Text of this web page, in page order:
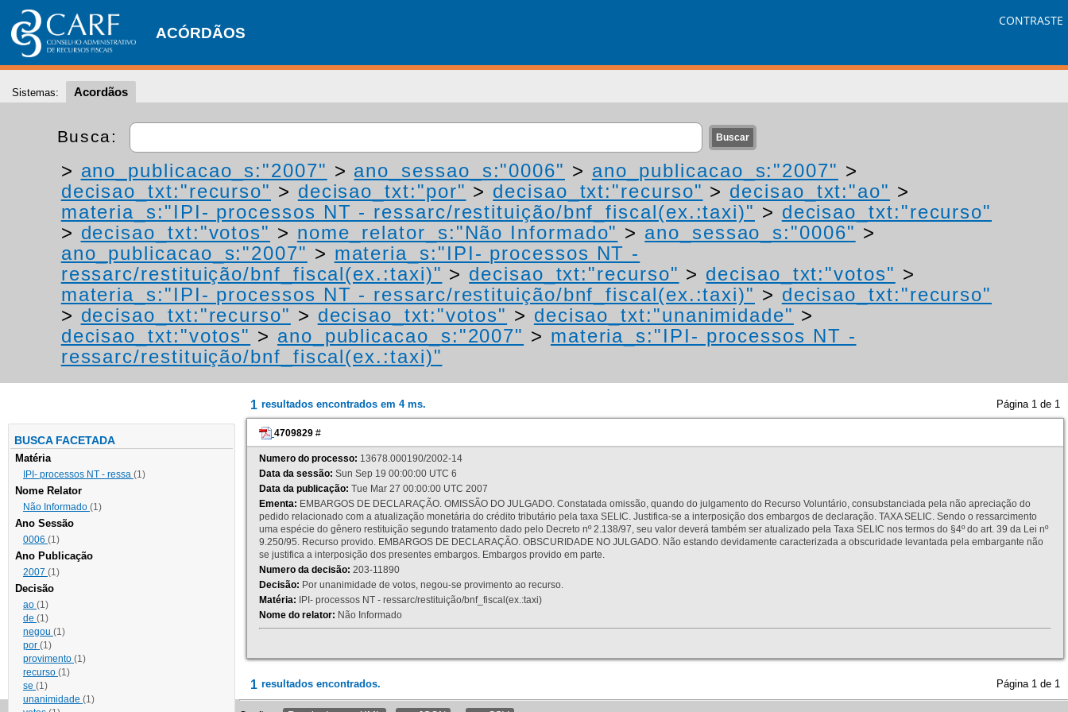
ACÓRDÃOS
CONTRASTE
Sistemas: Acordãos
Busca:
> ano_publicacao_s:"2007" > ano_sessao_s:"0006" > ano_publicacao_s:"2007" >
decisao_txt:"recurso" > decisao_txt:"por" > decisao_txt:"recurso" > decisao_txt:"ao" >
materia_s:"IPI- processos NT - ressarc/restituição/bnf_fiscal(ex.:taxi)" > decisao_txt:"recurso"
> decisao_txt:"votos" > nome_relator_s:"Não Informado" > ano_sessao_s:"0006" >
ano_publicacao_s:"2007" > materia_s:"IPI- processos NT -
ressarc/restituição/bnf_fiscal(ex.:taxi)" > decisao_txt:"recurso" > decisao_txt:"votos" >
materia_s:"IPI- processos NT - ressarc/restituição/bnf_fiscal(ex.:taxi)" > decisao_txt:"recurso"
> decisao_txt:"recurso" > decisao_txt:"votos" > decisao_txt:"unanimidade" >
decisao_txt:"votos" > ano_publicacao_s:"2007" > materia_s:"IPI- processos NT -
ressarc/restituição/bnf_fiscal(ex.:taxi)"
BUSCA FACETADA
Matéria
IPI- processos NT - ressa (1)
Nome Relator
Não Informado (1)
Ano Sessão
0006 (1)
Ano Publicação
2007 (1)
Decisão
ao (1)
de (1)
negou (1)
por (1)
provimento (1)
recurso (1)
se (1)
unanimidade (1)
1 resultados encontrados em 4 ms. Página 1 de 1
4709829 #
Numero do processo: 13678.000190/2002-14
Data da sessão: Sun Sep 19 00:00:00 UTC 6
Data da publicação: Tue Mar 27 00:00:00 UTC 2007
Ementa: EMBARGOS DE DECLARAÇÃO. OMISSÃO DO JULGADO. Constatada omissão, quando do julgamento do Recurso Voluntário, consubstanciada pela não apreciação do
pedido relacionado com a atualização monetária do crédito tributário pela taxa SELIC. Justifica-se a interposição dos embargos de declaração. TAXA SELIC. Sendo o ressarcimento
uma espécie do gênero restituição segundo tratamento dado pelo Decreto nº 2.138/97, seu valor deverá também ser atualizado pela Taxa SELIC nos termos do §4º do art. 39 da Lei nº
9.250/95. Recurso provido. EMBARGOS DE DECLARAÇÃO. OBSCURIDADE NO JULGADO. Não estando devidamente caracterizada a obscuridade levantada pela embargante não
se justifica a interposição dos presentes embargos. Embargos provido em parte.
Numero da decisão: 203-11890
Decisão: Por unanimidade de votos, negou-se provimento ao recurso.
Matéria: IPI- processos NT - ressarc/restituição/bnf_fiscal(ex.:taxi)
Nome do relator: Não Informado
1 resultados encontrados. Página 1 de 1